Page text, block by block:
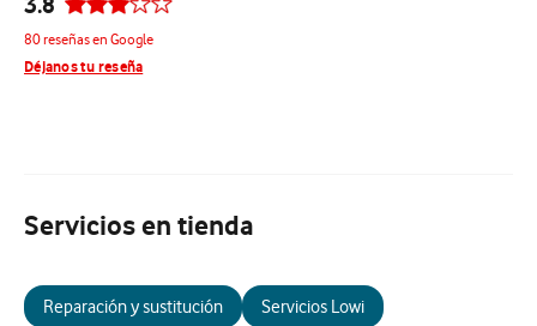
80 reseñas en Google
Déjanos tu reseña
Servicios en tienda
Reparación y sustitución Servicios Lowi